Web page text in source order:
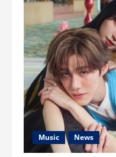
Music News